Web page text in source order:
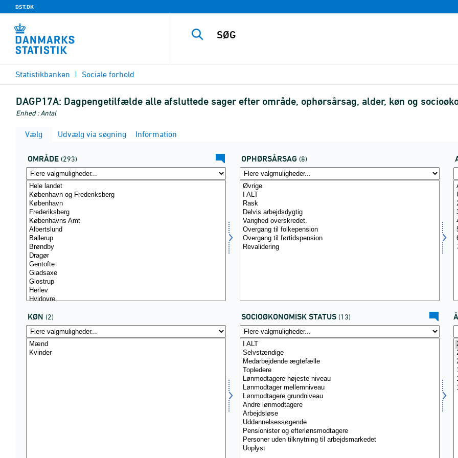
DST.DK
Statistikbanken Sociale forhold
DAGP17A: Dagpengetilfælde alle afsluttede sager efter område, ophørsårsag, alder, køn og
Enhed : Antal
Vælg Udvælg via søgning Information
OMRÅDE (293) OPHØRSÅRSAG (8)
KØN (2) SOCIOØKONOMISK STATUS (13)